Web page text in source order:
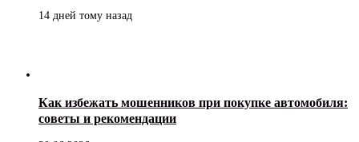
14 дней тому назад
Как избежать мошенников при покупке автомобиля:
советы и рекомендации